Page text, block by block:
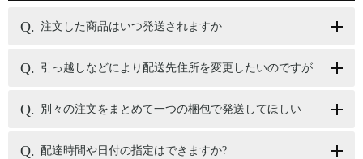
注文した商品はいつ発送されますか
引っ越しなどにより配送先住所を変更したいのですが
別々の注文をまとめて一つの梱包で発送してほしい
配達時間や日付の指定はできますか?